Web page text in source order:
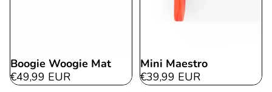
Boogie Woogie Mat
€49,99 EUR
Mini Maestro
€39,99 EUR